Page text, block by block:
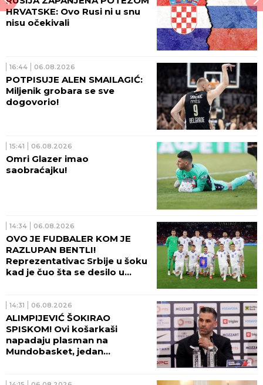
HRVATSKE: Ovo Rusi ni u snu
nisu očekivali
16:44 06.08.2026
POTPISUJE ALEN SMAILAGIĆ:
Miljenik grobara se sve
dogovorio!
15:41 06.08.2026
Omri Glazer imao
saobraćajku!
14:34 06.08.2026
OVO JE FUDBALER KOM JE
RAZLUPAN BENTLI!
Reprezentativac Srbije u šoku
kad je čuo šta se desilo u
14:31 06.08.2026
ALIMPIJEVIĆ ŠOKIRAO
SPISKOM! Ovi košarkaši
napadaju plasman na
Mundobasket, jedan